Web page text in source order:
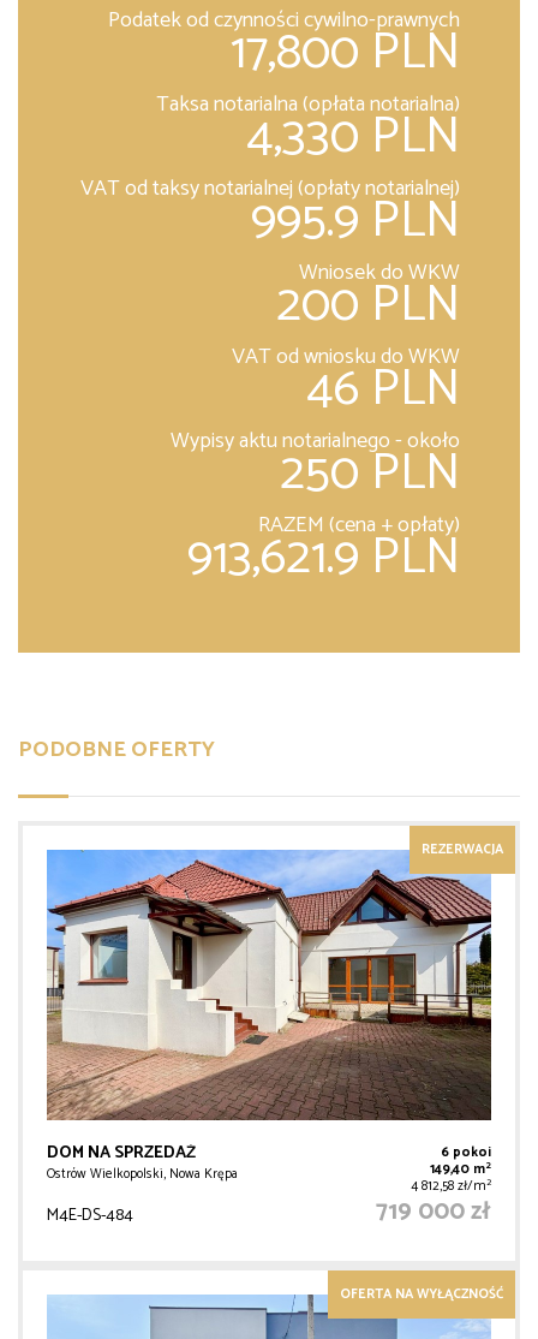
Podatek od czynności cywilno-prawnych
17,800 PLN
Taksa notarialna (opłata notarialna)
4,330 PLN
VAT od taksy notarialnej (opłaty notarialnej)
995.9 PLN
Wniosek do WKW
200 PLN
VAT od wniosku do WKW
46 PLN
Wypisy aktu notarialnego - około
250 PLN
RAZEM (cena + opłaty)
913,621.9 PLN
PODOBNE OFERTY
REZERWACJA
DOM NA SPRZEDAŻ
Ostrów Wielkopolski, Nowa Krępa
6 pokoi
149,40 m2
4 812,58 zł/m2
M4E-DS-484 719 000 zł
OFERTA NA WYŁĄCZNOŚĆ